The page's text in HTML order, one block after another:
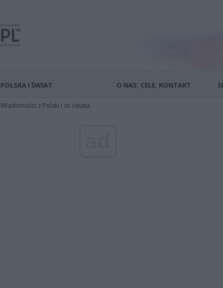
POLSKA I ŚWIAT
Wiadomości z Polski i ze świata
O NAS, CELE, KONTAKT